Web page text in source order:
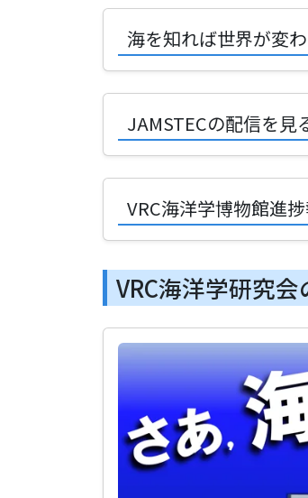
海を知れば世界が変
JAMSTECの配信を見
VRC海洋学博物館進
VRC海洋学研究